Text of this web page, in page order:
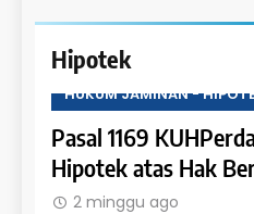
Hipotek
HUKUM JAMINAN - HIPOTEK
1169 KUHPerdata:
atas Hak
2 minggu ago